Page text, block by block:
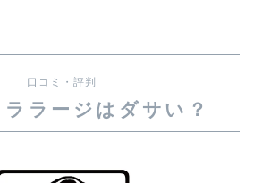
口コミ・評判
ラージはダサい？